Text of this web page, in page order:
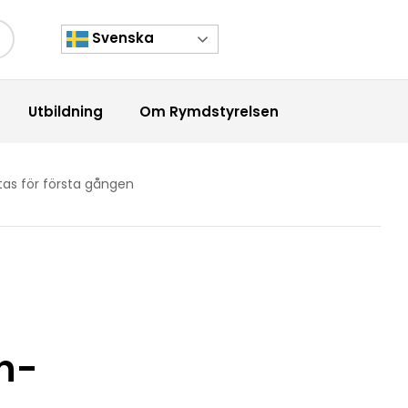
Svenska
Utbildning Om Rymdstyrelsen
för första gången